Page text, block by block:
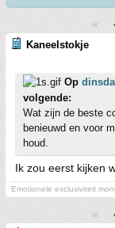
Kaneelstokje
Op
volgende:
Wat zijn de beste
benieuwd en voor
houd.
Ik zou eerst kijken
Emotionele exclusiviteit